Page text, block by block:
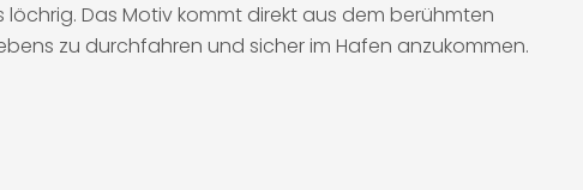
Das Motiv kommt direkt aus dem berühmten
zu durchfahren und sicher im Hafen anzukommen.